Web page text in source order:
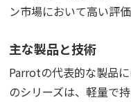
ン市場において高い評価
主な製品と技術
Parrotの代表的な製品
のシリーズは、軽量で